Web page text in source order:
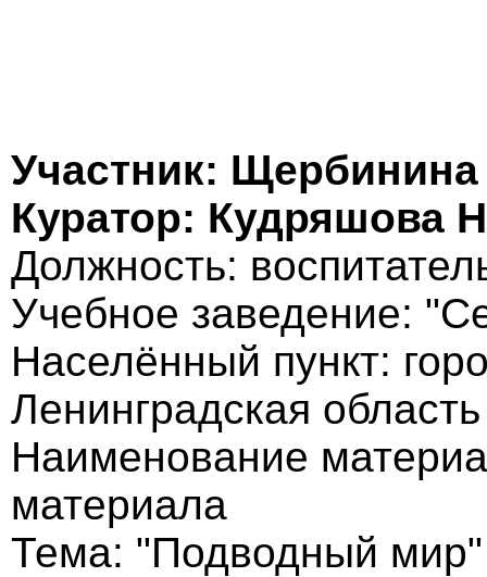
Участник:
Куратор: Кудряшова
Должность:
Учебное заведение:
Населённый пункт:
Ленинградская область
Наименование
материала
Тема: "Подводный мир"